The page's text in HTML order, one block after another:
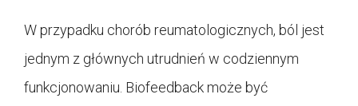
W przypadku chorób reumatologicznych, ból jest
jednym z głównych utrudnień w codziennym
funkcjonowaniu. Biofeedback może być